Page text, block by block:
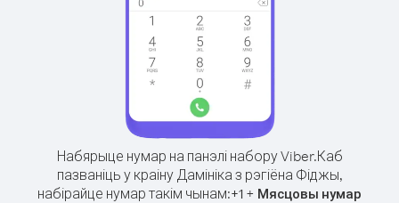
Набярыце нумар на панэлі набору Viber.Каб
пазваніць у краіну Дамініка з рэгіёна Фіджы,
набірайце нумар такім чынам:+1 + Мясцовы нумар